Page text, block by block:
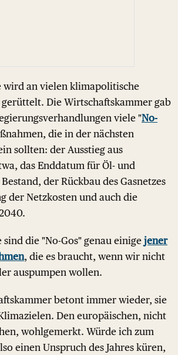
wird an vielen klimapolitische
Die Wirtschaftskammer gab
viele "No-
die in der nächsten
sollten: der Ausstieg aus
das Enddatum für Öl- und
der Rückbau des Gasnetzes
der Netzkosten und auch die
sind die "No-Gos" genau einigejener
, die es braucht, wenn wir nicht
auspumpen wollen.
betont immer wieder, sie
Den europäischen, nicht
wohlgemerkt. Würde ich zum
einen Unspruch des Jahres küren,